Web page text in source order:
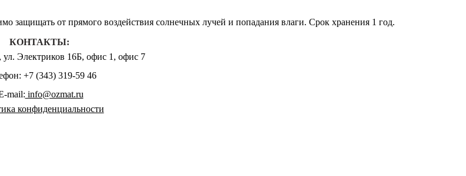
защищать от прямого воздействия солнечных лучей и попадания влаги. Срок хранения 1 год.
КОНТАКТЫ:
ул. Электриков 16Б, офис 1, офис 7
+7 (343) 319-59 46
mail: info@ozmat.ru
конфиденциальности